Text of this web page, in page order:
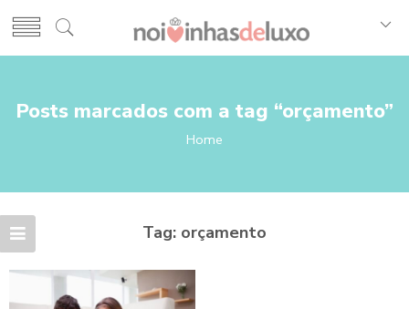
Posts marcados com a tag “orçamento”
Home
Tag: orçamento